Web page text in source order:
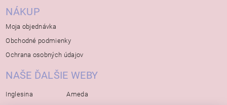
NÁKUP
Moja objednávka
Obchodné podmienky
Ochrana osobných údajov
NAŠE ĎALŠIE WEBY
Inglesina
Ameda